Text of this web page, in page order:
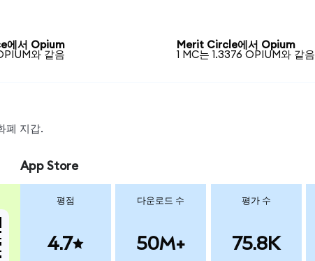
에서 Opium
와 같음
Merit Circle에서 Opium
1 MC는 1.3376 OPIUM와 같음
폐 지갑.
App Store
평점
4.7
다운로드 수
50M+
평가 수
75.8K